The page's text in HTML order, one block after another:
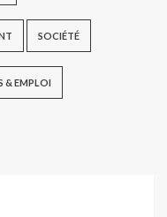
SOCIÉTÉ
& EMPLOI